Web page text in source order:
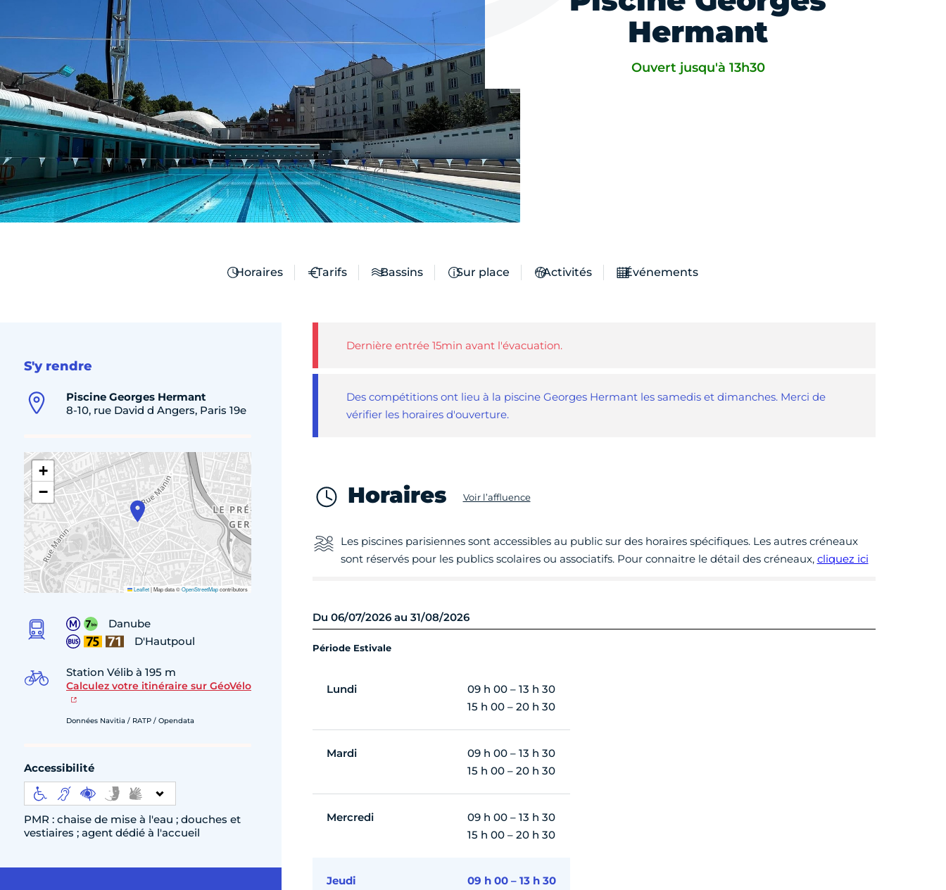
Hermant
Ouvert jusqu'à 13h30
Horaires Tarifs Bassins Sur place Activités Événements
S'y rendre
Piscine Georges Hermant
8-10, rue David d Angers, Paris 19e
+
−
Leaflet|Map data ©OpenStreetMapcontributors
Danube
D'Hautpoul
Station Vélib à 195 m
Calculez votre itinéraire sur GéoVélo
Données Navitia / RATP / Opendata
Accessibilité
PMR : chaise de mise à l'eau ; douches et
vestiaires ; agent dédié à l'accueil
Dernière entrée 15min avant l'évacuation.
Des compétitions ont lieu à la piscine Georges Hermant les samedis et dimanches. Merci de
vérifier les horaires d'ouverture.
Horaires Voir l’affluence
Les piscines parisiennes sont accessibles au public sur des horaires spécifiques. Les autres créneaux
sont réservés pour les publics scolaires ou associatifs. Pour connaitre le détail des créneaux, cliquez ici
Du 06/07/2026 au 31/08/2026
Période Estivale
Lundi
09 h 00 – 13 h 30
15 h 00 – 20 h 30
Mardi
09 h 00 – 13 h 30
15 h 00 – 20 h 30
Mercredi
09 h 00 – 13 h 30
15 h 00 – 20 h 30
Jeudi
09 h 00 – 13 h 30